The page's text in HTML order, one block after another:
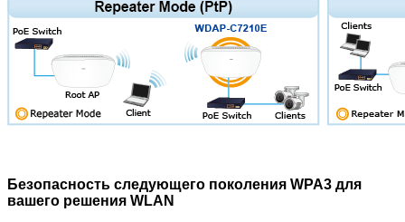
Безопасность следующего поколения WPA3 для
вашего решения WLAN